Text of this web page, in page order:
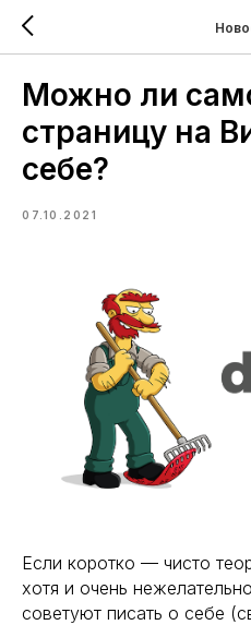
Можно ли
страницу на
себе?
07.10.2021
Если коротко — чисто
хотя и очень
советуют писать о себе